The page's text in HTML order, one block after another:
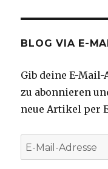
BLOG VIA E-
Gib deine E-
zu abonnieren
neue Artikel per
E-
Mail-